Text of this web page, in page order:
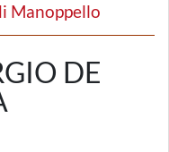
Manoppello
DE